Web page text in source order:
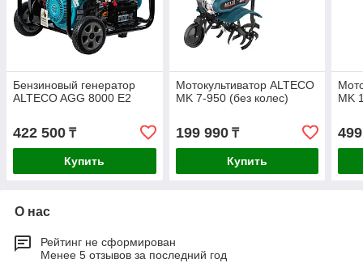
Бензиновый генератор
ALTECO AGG 8000 E2
422 500 ₸
Купить
Мотокультиватор ALTECO
MK 7-950 (без колес)
199 990₸
Купить
MK
О нас
Рейтинг не сформирован
Менее 5 отзывов за последний год